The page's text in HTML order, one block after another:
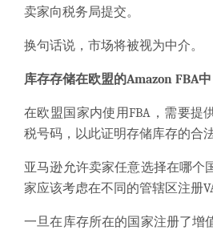
卖家向税务局提交。
换句话说，市场将被视为中介。
库存存储在欧盟的Amazon FBA中
在欧盟国家内使用FBA ，需要提
税号码，以此证明存储库存的合法
亚马逊允许卖家任意选择在哪个
家应该考虑在不同的管辖区注册
一旦在库存所在的国家注册了增